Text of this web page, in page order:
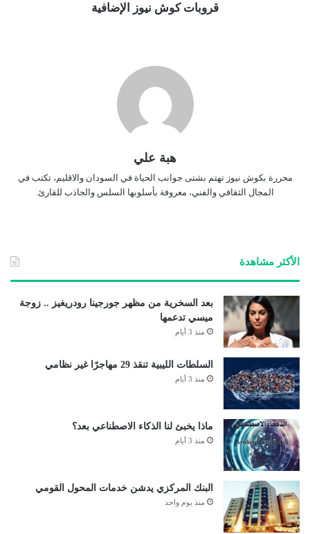
قروبات كوش نيوز الإضافية
هبة علي
محررة بكوش نيوز تهتم بشتى جوانب الحياة في السودان والاقليم، تكتب في
المجال الثقافي والفني، معروفة بأسلوبها السلس والجاذب للقارئ.
الأكثر مشاهدة
بعد السخرية من مظهر جورجينا رودريغيز .. زوجة
ميسي تدعمها
منذ 3 أيام
السلطات الليبية تنقذ 29 مهاجرًا غير نظامي
منذ 3 أيام
ماذا يخبئ لنا الذكاء الاصطناعي بعد؟
منذ 3 أيام
البنك المركزي يدشن خدمات المحول القومي
منذ يوم واحد